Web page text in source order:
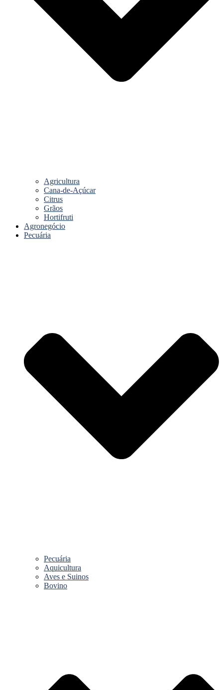
Agricultura
Cana-de-Açúcar
Citrus
Grãos
Hortifruti
Agronegócio
Pecuária
Pecuária
Aquicultura
Aves e Suinos
Bovino